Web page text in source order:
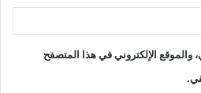
والموقع الإلكتروني في هذا المتصفح